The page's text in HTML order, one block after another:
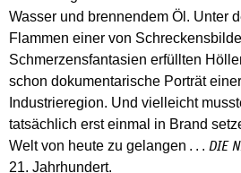
Wasser und brennendem Öl. Unter
Flammen einer von
Schmerzensfantasien erfüllten
schon dokumentarische Porträt
Industrieregion. Und vielleicht
tatsächlich erst einmal in Brand
Welt von heute zu gelangen . . . DIE
21. Jahrhundert.